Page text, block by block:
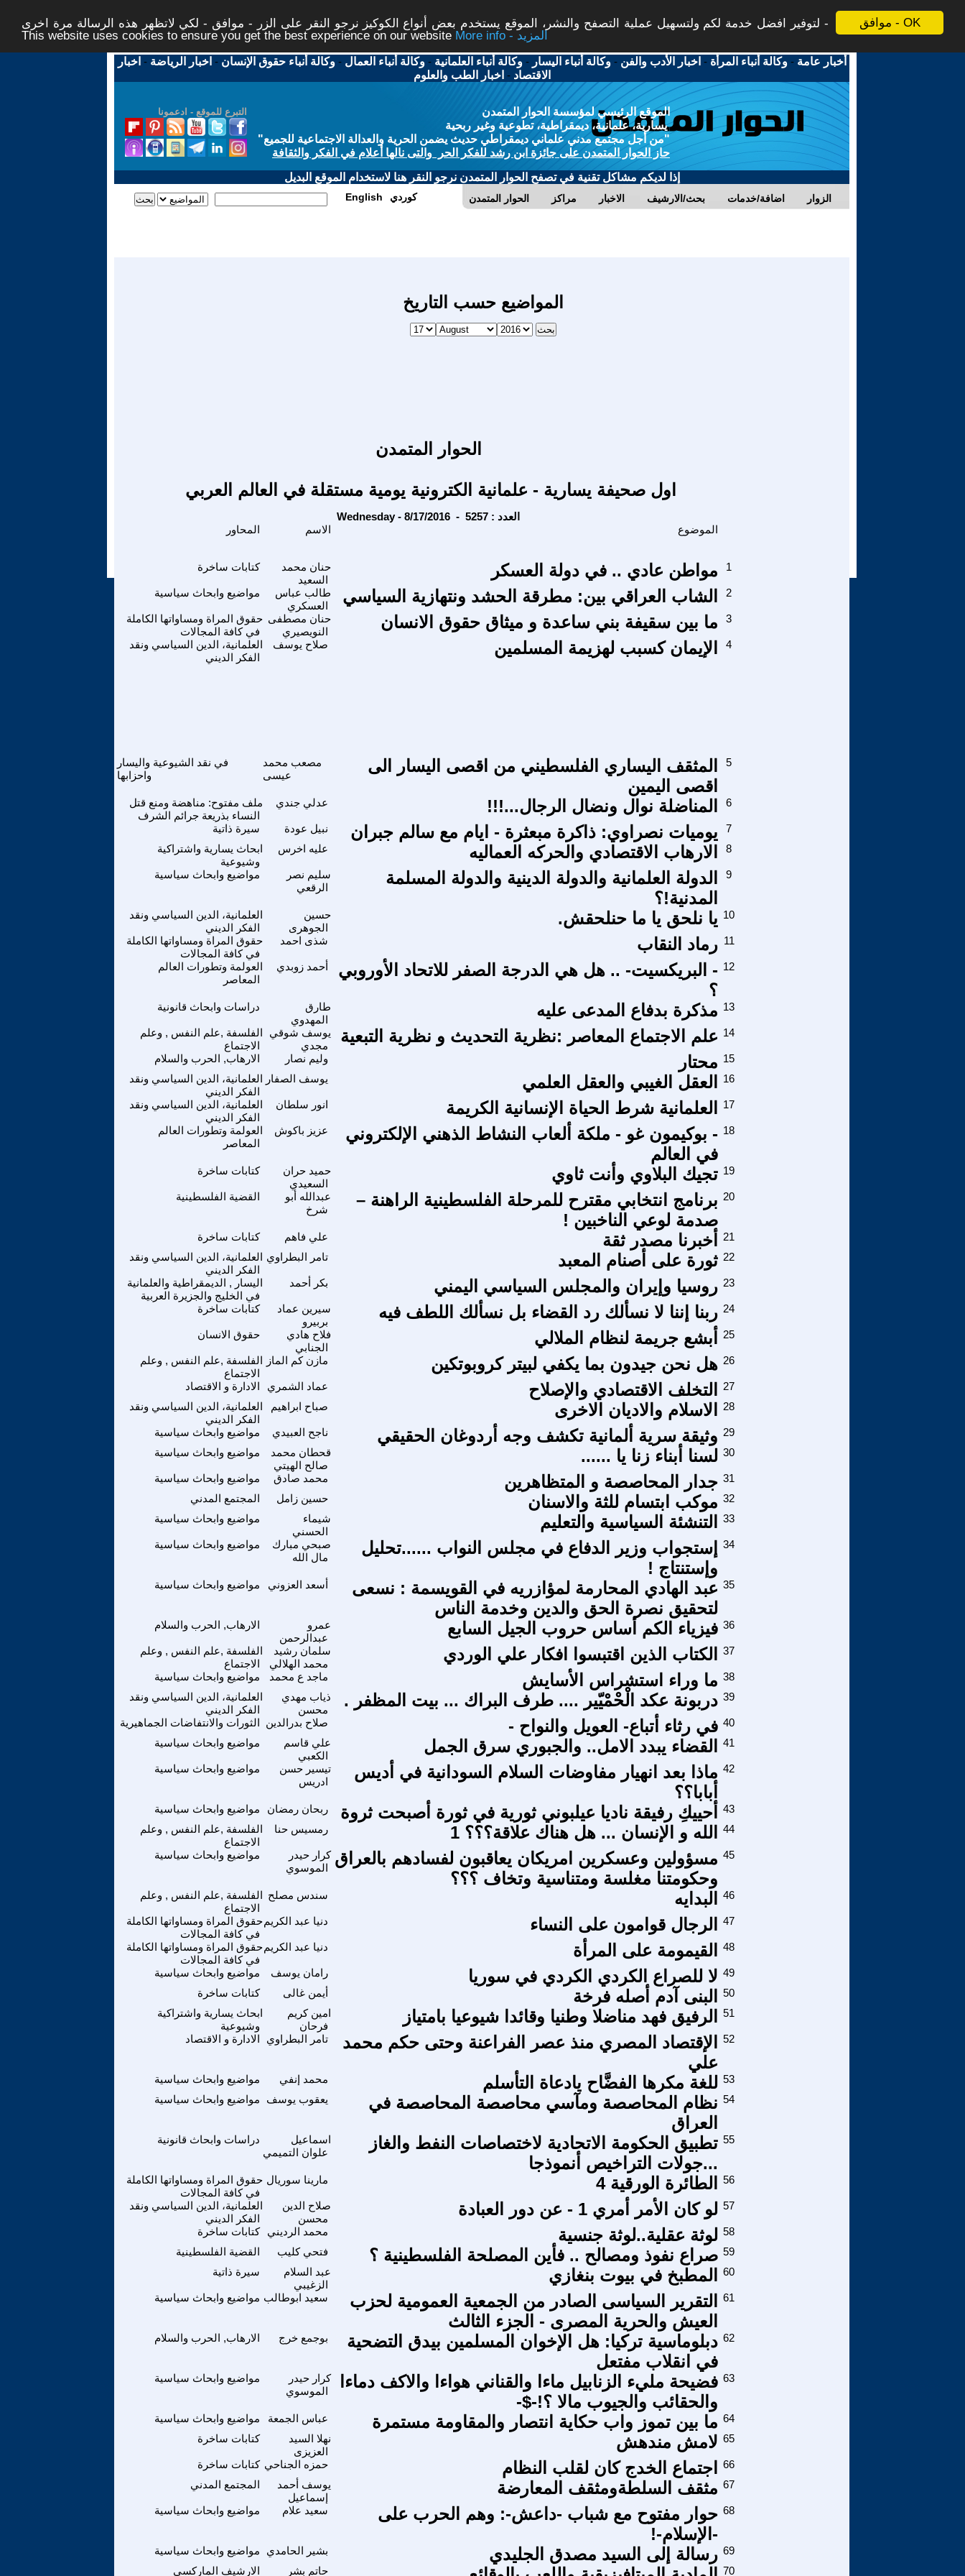
موافق - OK
لتوفير افضل خدمة لكم ولتسهيل عملية التصفح والنشر، الموقع يستخدم بعض أنواع الكوكيز نرجو النقر على الزر - موافق - لكي لاتظهر هذه الرسالة مرة اخرى -
This website uses cookies to ensure you get the best experience on our website
More info - المزيد
أخبار عامة -وكالة أنباء المرأة - اخبار الأدب والفن -وكالة أنباء اليسار -وكالة أنباء العلمانية -وكالة أنباء العمال -وكالة أنباء حقوق الإنسان - اخبار الرياضة - اخبار
الاقتصاد - اخبار الطب والعلوم
التبرع للموقع - ادعمونا
الموقع الرئيسي لمؤسسة الحوار المتمدن
يسارية، علمانية، ديمقراطية، تطوعية وغير ربحية
"من أجل مجتمع مدني علماني ديمقراطي حديث يضمن الحرية والعدالة الاجتماعية للجميع"
حاز الحوار المتمدن على جائزة ابن رشد للفكر الحر والتى نالها أعلام في الفكر والثقافة
إذا لديكم مشاكل تقنية في تصفح الحوار المتمدن نرجو النقر هنا لاستخدام الموقع البديل
الحوار المتمدن مراكز الاخبار بحث/الارشيف اضافة/خدمات الزوار English كوردي
المواضيع حسب التاريخ
الحوار المتمدن
اول صحيفة يسارية - علمانية الكترونية يومية مستقلة في العالم العربي
Wednesday - 8/17/2016 - العدد : 5257
الاسم الموضوع
كتابات ساخرة
حنان محمد
السعيد
مواطن عادي .. في دولة العسكر 1
مواضيع وابحاث سياسية
طالب عباس
العسكري
الشاب العراقي بين: مطرقة الحشد ونتهازية السياسي 2
حقوق المراة ومساواتها الكاملة
في كافة المجالات
حنان مصطفى
النويصيري
ما بين سقيفة بني ساعدة و ميثاق حقوق الانسان 3
العلمانية، الدين السياسي ونقد
الفكر الديني
صلاح يوسف الإيمان كسبب لهزيمة المسلمين 4
في نقد الشيوعية واليسار
واحزابها
مصعب محمد
عيسى
المثقف اليساري الفلسطيني من اقصى اليسار الى
اقصى اليمين
5
ملف مفتوح: مناهضة ومنع قتل
النساء بذريعة جرائم الشرف
عدلي جندي المناضلة نوال ونضال الرجال...!!! 6
سيرة ذاتية نبيل عودة يوميات نصراوي: ذاكرة مبعثرة - ايام مع سالم جبران
7
ابحاث يسارية واشتراكية
وشيوعية
عليه اخرس الارهاب الاقتصادي والحركه العماليه 8
مواضيع وابحاث سياسية
سليم نصر
الرقعي
الدولة العلمانية والدولة الدينية والدولة المسلمة
المدنية!؟
9
العلمانية، الدين السياسي ونقد
الفكر الديني
حسين
الجوهرى
يا نلحق يا ما حنلحقش. 10
حقوق المراة ومساواتها الكاملة
في كافة المجالات
شذى احمد رماد النقاب 11
العولمة وتطورات العالم
المعاصر
أحمد زوبدي
- البريكسيت- .. هل هي الدرجة الصفر للاتحاد الأوروبي
؟
12
دراسات وابحاث قانونية
طارق
المهدوي
مذكرة بدفاع المدعى عليه 13
الفلسفة ,علم النفس , وعلم
الاجتماع
يوسف شوقي
مجدي
علم الاجتماع المعاصر :نظرية التحديث و نظرية التبعية 14
الارهاب, الحرب والسلام وليم نصار محتار 15
العلمانية، الدين السياسي ونقد
الفكر الديني
يوسف الصفار العقل الغيبي والعقل العلمي 16
العلمانية، الدين السياسي ونقد
الفكر الديني
انور سلطان العلمانية شرط الحياة الإنسانية الكريمة 17
العولمة وتطورات العالم
المعاصر
عزيز باكوش
- بوكيمون غو - ملكة ألعاب النشاط الذهني الإلكتروني
في العالم
18
كتابات ساخرة
حميد حران
السعيدي
تجيك البلاوي وأنت ثاوي 19
القضية الفلسطينية
عبدالله أبو
شرخ
برنامج انتخابي مقترح للمرحلة الفلسطينية الراهنة –
صدمة لوعي الناخبين !
20
كتابات ساخرة علي فاهم أخبرنا مصدر ثقة
21
العلمانية، الدين السياسي ونقد
الفكر الديني
تامر البطراوي ثورة على أصنام المعبد 22
اليسار , الديمقراطية والعلمانية
في الخليج والجزيرة العربية
بكر أحمد روسيا وإيران والمجلس السياسي اليمني 23
كتابات ساخرة
سيرين عماد
بربيرو
ربنا إننا لا نسألك رد القضاء بل نسألك اللطف فيه 24
حقوق الانسان
فلاح هادي
الجنابي
أبشع جريمة لنظام الملالي 25
الفلسفة ,علم النفس , وعلم
الاجتماع
مازن كم الماز هل نحن جيدون بما يكفي لبيتر كروبوتكين 26
الادارة و الاقتصاد عماد الشمري التخلف الاقتصادي والإصلاح
27
العلمانية، الدين السياسي ونقد
الفكر الديني
صباح ابراهيم الاسلام والاديان الاخرى 28
مواضيع وابحاث سياسية ناجح العبيدي وثيقة سرية ألمانية تكشف وجه أردوغان الحقيقي 29
مواضيع وابحاث سياسية
قحطان محمد
صالح الهيتي
لسنا أبناء زنا يا ...... 30
مواضيع وابحاث سياسية محمد صادق جدار المحاصصة و المتظاهرين 31
المجتمع المدني
حسين زامل موكب ابتسام للثة والاسنان 32
مواضيع وابحاث سياسية
شيماء
الحسني
التنشئة السياسية والتعليم 33
مواضيع وابحاث سياسية
صبحي مبارك
مال الله
إستجواب وزير الدفاع في مجلس النواب ......تحليل
وإستنتاج !
34
مواضيع وابحاث سياسية أسعد العزوني
عبد الهادي المحارمة لمؤازريه في القويسمة : نسعى
لتحقيق نصرة الحق والدين وخدمة الناس
35
الارهاب, الحرب والسلام
عمرو
عبدالرحمن
فيزياء الكم أساس حروب الجيل السابع 36
الفلسفة ,علم النفس , وعلم
الاجتماع
سلمان رشيد
محمد الهلالي
الكتاب الذين اقتبسوا افكار علي الوردي 37
مواضيع وابحاث سياسية ماجد ع محمد ما وراء استشراس الأسايش 38
العلمانية، الدين السياسي ونقد
الفكر الديني
ذياب مهدي
محسن
دربونة عكد الْحْمْيّير .... طرف البراك ... بيت المظفر . 39
الثورات والانتفاضات الجماهيرية صلاح بدرالدين في رثاء أتباع- العويل والنواح - 40
مواضيع وابحاث سياسية
علي قاسم
الكعبي
القضاء يبدد الامل.. والجبوري سرق الجمل 41
مواضيع وابحاث سياسية
تيسير حسن
ادريس
ماذا بعد انهيار مفاوضات السلام السودانية في أديس
أبابا؟؟
42
مواضيع وابحاث سياسية ربحان رمضان أحييكِ رفيقة ناديا عيلبوني ثورية في ثورة أصبحت ثروة
43
الفلسفة ,علم النفس , وعلم
الاجتماع
رمسيس حنا الله و الإنسان ... هل هناك علاقة؟؟؟ 1 44
مواضيع وابحاث سياسية
كرار حيدر
الموسوي
مسؤولين وعسكرين امريكان يعاقبون لفسادهم بالعراق
وحكومتنا مغلسة ومتناسية وتخاف ؟؟؟
45
الفلسفة ,علم النفس , وعلم
الاجتماع
سندس مصلح البدايه 46
حقوق المراة ومساواتها الكاملة
في كافة المجالات
دنيا عبد الكريم الرجال قوامون على النساء 47
حقوق المراة ومساواتها الكاملة
في كافة المجالات
دنيا عبد الكريم القيمومة على المرأة 48
مواضيع وابحاث سياسية رامان يوسف لا للصراع الكردي الكردي في سوريا 49
كتابات ساخرة
أيمن غالى البنى آدم أصله فرخة
50
ابحاث يسارية واشتراكية
وشيوعية
امين كريم
فرحان
الرفيق فهد مناضلا وطنيا وقائدا شيوعيا بامتياز 51
الادارة و الاقتصاد تامر البطراوي
الإقتصاد المصري منذ عصر الفراعنة وحتى حكم محمد
علي
52
مواضيع وابحاث سياسية محمد إنفي للغة مكرها الفضَّاح يادعاة التأسلم 53
مواضيع وابحاث سياسية
يعقوب يوسف
نظام المحاصصة ومآسي محاصصة المحاصصة في
العراق
54
دراسات وابحاث قانونية
اسماعيل
علوان التميمي
تطبيق الحكومة الاتحادية لاختصاصات النفط والغاز
...جولات التراخيص أنموذجا
55
حقوق المراة ومساواتها الكاملة
في كافة المجالات
مارينا سوريال الطائرة الورقية 4 56
العلمانية، الدين السياسي ونقد
الفكر الديني
صلاح الدين
محسن
لو كان الأمر أمري 1 - عن دور العبادة 57
كتابات ساخرة محمد الرديني لوثة عقلية..لوثة جنسية 58
القضية الفلسطينية
فتحي كليب صراع نفوذ ومصالح .. فأين المصلحة الفلسطينية ؟ 59
سيرة ذاتية
عبد السلام
الزغيبي
المطبخ في بيوت بنغازي 60
مواضيع وابحاث سياسية سعيد ابوطالب
التقرير السياسى الصادر من الجمعية العمومية لحزب
العيش والحرية المصرى - الجزء الثالث
61
الارهاب, الحرب والسلام بوجمع خرج
دبلوماسية تركيا: هل الإخوان المسلمين بيدق التضحية
في انقلاب مفتعل
62
مواضيع وابحاث سياسية
كرار حيدر
الموسوي
فضيحة مليء الزنابيل ماءا والقناني هواءا والاكف دماءا
والحقائب والجيوب مالا ؟!-$-
63
مواضيع وابحاث سياسية عباس الجمعة ما بين تموز واب حكاية انتصار والمقاومة مستمرة 64
كتابات ساخرة
نهلا السيد
العزيزى
لامش مندهش 65
كتابات ساخرة حمزه الجناحي اجتماع الخدج كان لقلب النظام
66
المجتمع المدني
يوسف أحمد
إسماعيل
مثقف السلطةومثقف المعارضة 67
مواضيع وابحاث سياسية سعيد علام
حوار مفتوح مع شباب -داعش-: وهم الحرب على
-الإسلام-!
68
مواضيع وابحاث سياسية بشير الحامدي رسالة إلى السيد مصدق الجليدي 69
الارشيف الماركسي
حاتم بشر 70